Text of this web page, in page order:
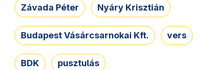
Závada Péter Nyáry Krisztián
Budapest Vásárcsarnokai Kft. vers
BDK pusztulás